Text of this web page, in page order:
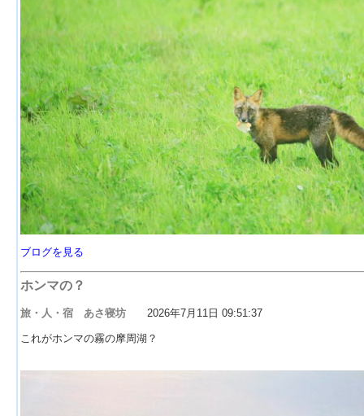
ブログを見る
ホンマの？
旅・人・宿 あさ寝坊 2026年7月11日 09:51:37
これがホンマの霧の摩周湖？